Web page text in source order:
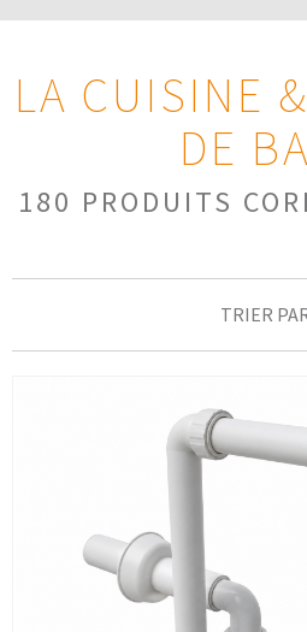
LA CUISINE
DE
180 PRODUITS
TRIER